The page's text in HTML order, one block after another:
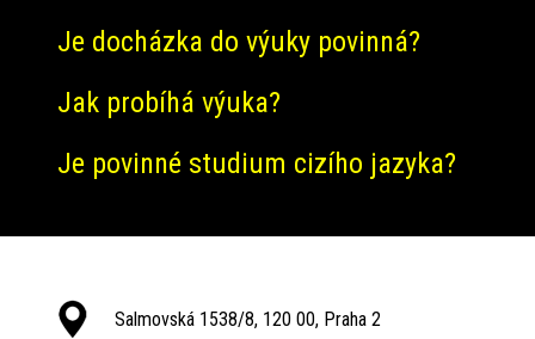
Je docházka do výuky povinná?
Jak probíhá výuka?
Je povinné studium cizího jazyka?
Salmovská 1538/8, 120 00, Praha 2